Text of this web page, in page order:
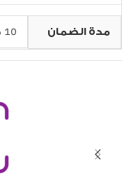
مدة الضمان 10 سنوات